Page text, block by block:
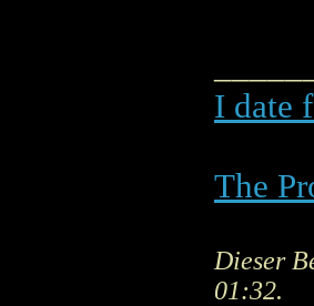
I date
The
Dieser
01:32.